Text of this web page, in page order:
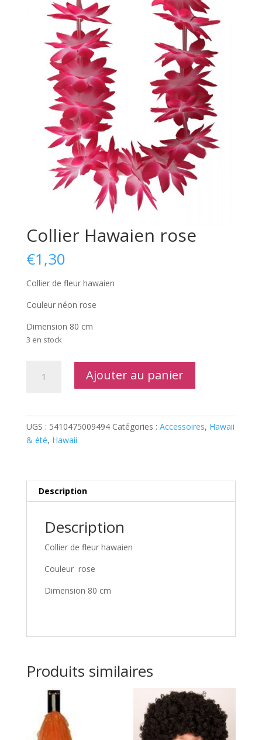
Collier Hawaien rose
€1,30
Collier de fleur hawaien
Couleur néon rose
Dimension 80 cm
3 en stock
Ajouter au panier
UGS : 5410475009494 Catégories : Accessoires, Hawaii
& été, Hawaii
Description
Description
Collier de fleur hawaien
Couleur rose
Dimension 80 cm
Produits similaires